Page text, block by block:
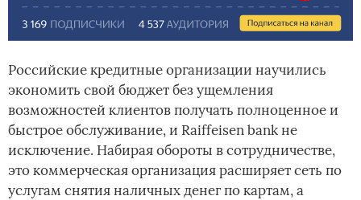
Российские кредитные организации научились
экономить свой бюджет без ущемления
возможностей клиентов получать полноценное и
быстрое обслуживание, и Raiffeisen bank не
исключение. Набирая обороты в сотрудничестве,
это коммерческая организация расширяет сеть по
услугам снятия наличных денег по картам, а